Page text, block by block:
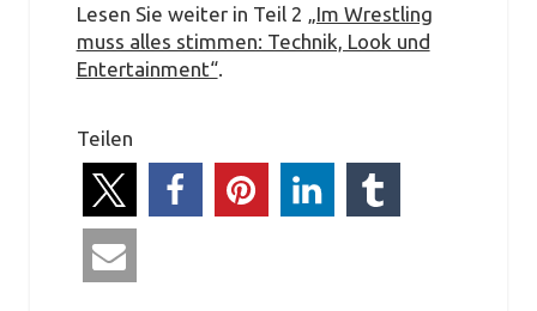
Lesen Sie weiter in Teil 2
„Im Wrestling
muss alles stimmen: Technik, Look und
Entertainment“.
Teilen